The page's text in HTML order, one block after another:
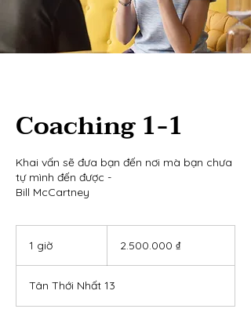
Coaching 1-1
Khai vấn sẽ đưa bạn đến nơi mà bạn chưa
tự mình đến được -
Bill McCartney
1 giờ
Việt2.500.000 ₫
Tân Thới Nhất 13